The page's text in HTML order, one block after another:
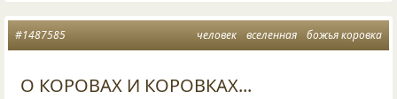
человек вселенная божья коровка
#1487585
О КОРОВАХ И КОРОВКАХ...